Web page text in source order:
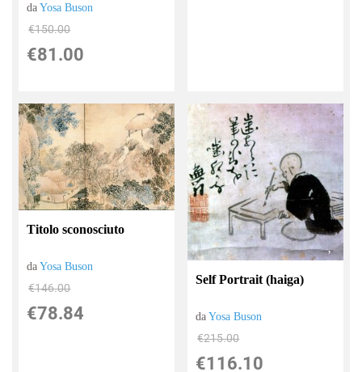
daYosa Buson
€150.00
€81.00
Titolo sconosciuto
daYosa Buson
€146.00
€78.84
Self Portrait (haiga)
daYosa Buson
€215.00
€116.10